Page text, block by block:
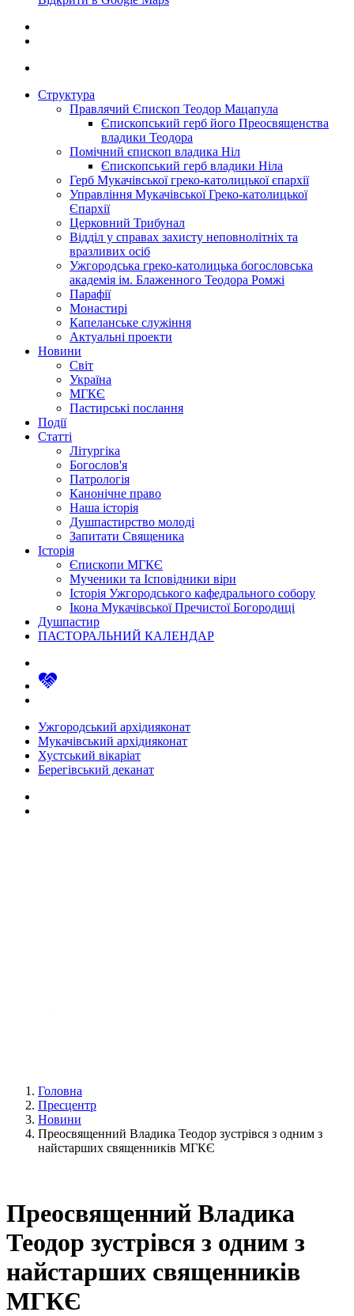
Структура
Правлячий Єпископ Теодор Мацапула
Єпископський герб його Преосвященства
владики Теодора
Помічний єпископ владика Ніл
Єпископський герб владики Ніла
Герб Мукачівської греко-католицької єпархії
Управління Мукачівської Греко-католицької
Єпархії
Церковний Трибунал
Відділ у справах захисту неповнолітніх та
вразливих осіб
Ужгородська греко-католицька богословська
академія ім. Блаженного Теодора Ромжі
Парафії
Монастирі
Капеланське служіння
Актуальні проекти
Новини
Світ
Україна
МГКЄ
Пастирські послання
Події
Статті
Літургіка
Богослов'я
Патрологія
Канонічне право
Наша історія
Душпастирство молоді
Запитати Священика
Історія
Єпископи МГКЄ
Мученики та Ісповідники віри
Історія Ужгородського кафедрального собору
Ікона Мукачівської Пречистої Богородиці
Душпастир
ПАСТОРАЛЬНИЙ КАЛЕНДАР
Ужгородський архідияконат
Мукачівський архідияконат
Хустський вікаріат
Берегівський деканат
Головна
Пресцентр
Новини
Преосвященний Владика Теодор зустрівся з одним з
найстарших священників МГКЄ
Преосвященний Владика
Теодор зустрівся з одним з
найстарших священників
МГКЄ